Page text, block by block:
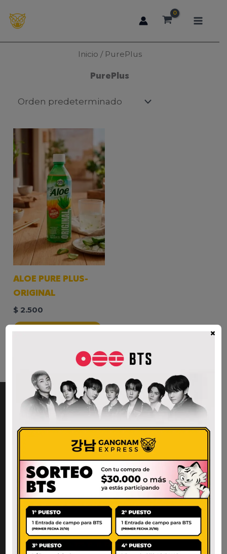
Inicio / PurePlus
PurePlus
ALOE PURE PLUS-
ORIGINAL
$ 2.500
La mayor variedad de productos
alimenticios coreanos y asiáticos en
Argentina
Links útiles
Política de envíos y devoluciones
×